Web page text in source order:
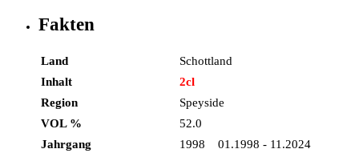
Fakten
Land
Schottland
Inhalt
2cl
Region
Speyside
VOL %
52.0
Jahrgang
1998 01.1998 - 11.2024